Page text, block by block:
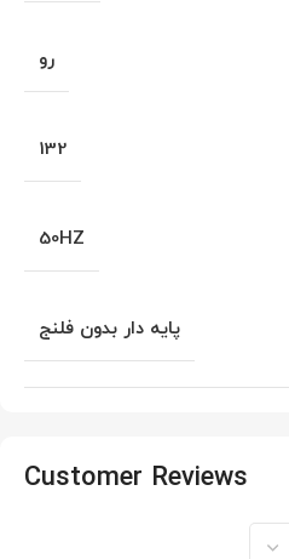
رو
132
50HZ
پایه دار بدون فلنج
Customer Reviews